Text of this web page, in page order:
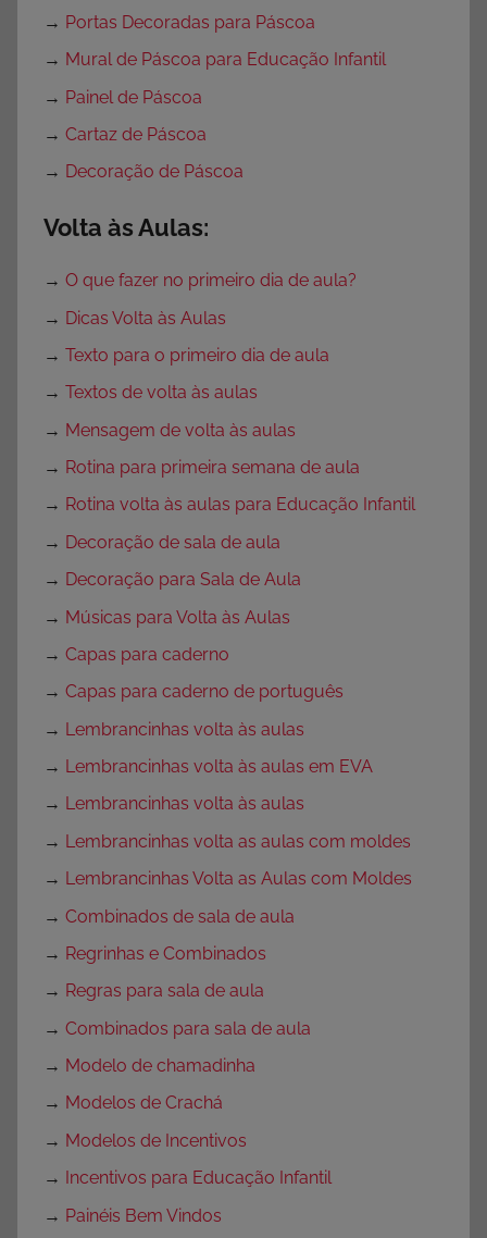
→ Portas Decoradas para Páscoa
→ Mural de Páscoa para Educação Infantil
→ Painel de Páscoa
→ Cartaz de Páscoa
→ Decoração de Páscoa
Volta às Aulas:
→ O que fazer no primeiro dia de aula?
→ Dicas Volta às Aulas
→ Texto para o primeiro dia de aula
→ Textos de volta às aulas
→ Mensagem de volta às aulas
→ Rotina para primeira semana de aula
→ Rotina volta às aulas para Educação Infantil
→ Decoração de sala de aula
→ Decoração para Sala de Aula
→ Músicas para Volta às Aulas
→ Capas para caderno
→ Capas para caderno de português
→ Lembrancinhas volta às aulas
→ Lembrancinhas volta às aulas em EVA
→ Lembrancinhas volta às aulas
→ Lembrancinhas volta as aulas com moldes
→ Lembrancinhas Volta as Aulas com Moldes
→ Combinados de sala de aula
→ Regrinhas e Combinados
→ Regras para sala de aula
→ Combinados para sala de aula
→ Modelo de chamadinha
→ Modelos de Crachá
→ Modelos de Incentivos
→ Incentivos para Educação Infantil
→ Painéis Bem Vindos